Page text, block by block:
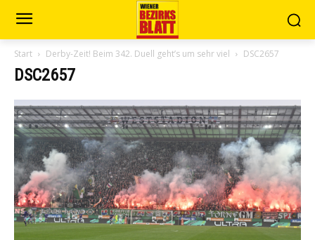
Start Derby-Zeit! Beim 342. Duell geht’s um sehr viel DSC2657
DSC2657